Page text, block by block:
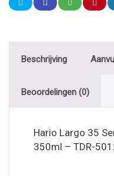
Beschrijving
Beoordelingen (0)
Hario Largo 35
350ml – TDR-